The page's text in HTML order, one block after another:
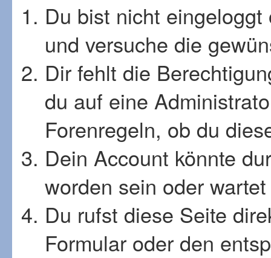
Du bist nicht
und versuche die
Dir fehlt die
du auf eine
Forenregeln, ob du
Dein Account könnte
worden sein oder
Du rufst diese Seite
Formular oder den